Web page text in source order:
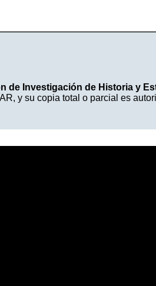
de Investigación de Historia y
y su copia total o parcial es